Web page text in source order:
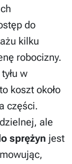
do
kilku
robocizny.
w
koszt około
części.
ale
sprężyn jest